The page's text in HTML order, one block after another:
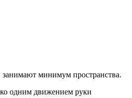
минимум пространства.
одним движением руки